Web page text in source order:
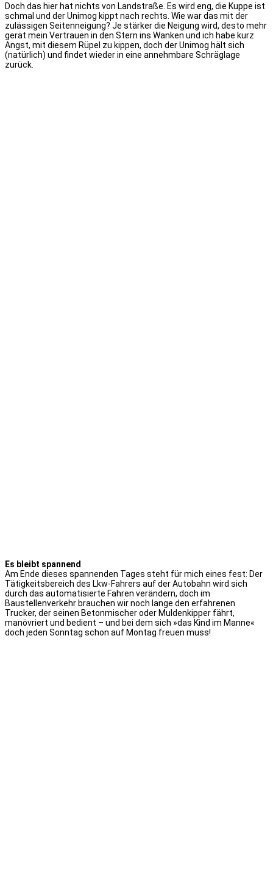
Doch das hier hat nichts von Landstraße. Es wird eng, die Kuppe ist
schmal und der Unimog kippt nach rechts. Wie war das mit der
zulässigen Seitenneigung? Je stärker die Neigung wird, desto mehr
gerät mein Vertrauen in den Stern ins Wanken und ich habe kurz
Angst, mit diesem Rüpel zu kippen, doch der Unimog hält sich
(natürlich) und findet wieder in eine annehmbare Schräglage
zurück.
Es bleibt spannend
Am Ende dieses spannenden Tages steht für mich eines fest: Der
Tätigkeitsbereich des Lkw-Fahrers auf der Autobahn wird sich
durch das automatisierte Fahren verändern, doch im
Baustellenverkehr brauchen wir noch lange den erfahrenen
Trucker, der seinen Betonmischer oder Muldenkipper fährt,
manövriert und bedient – und bei dem sich »das Kind im Manne«
doch jeden Sonntag schon auf Montag freuen muss!